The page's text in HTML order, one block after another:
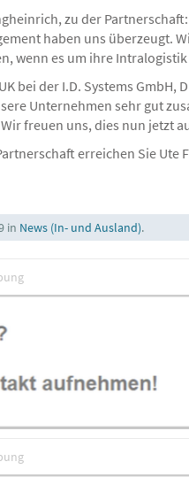
zu der
haben uns
wenn es um ihre Intralogistik
bei der I.D. Systems
Unternehmen sehr gut
freuen uns, dies nun jetzt
erreichen Sie Ute
in News (In- und Ausland).